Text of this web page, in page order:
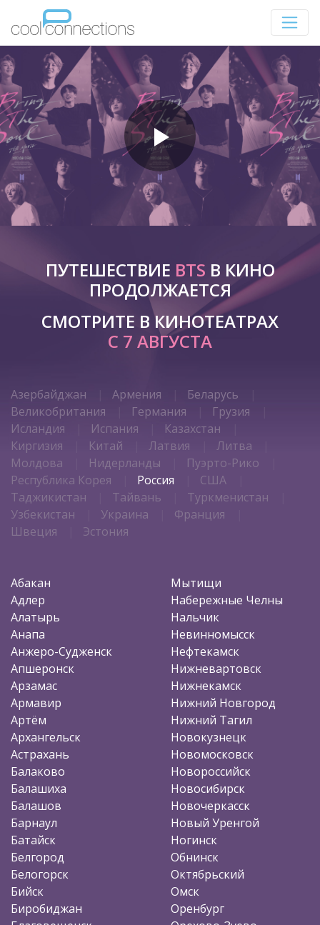
ПУТЕШЕСТВИЕ BTS В КИНО
ПРОДОЛЖАЕТСЯ
СМОТРИТЕ В КИНОТЕАТРАХ
С 7 АВГУСТА
Азербайджан Армения
Беларусь
Великобритания
Германия
Грузия
Исландия
Испания
Казахстан
Киргизия
Китай Латвия
Литва
Молдова
Нидерланды
Пуэрто-Рико
Республика Корея
Россия
США
Таджикистан
Тайвань
Туркменистан
Узбекистан
Украина
Франция
Швеция
Эстония
Абакан
Адлер
Алатырь
Анапа
Анжеро-Судженск
Апшеронск
Арзамас
Армавир
Артём
Архангельск
Астрахань
Балаково
Балашиха
Балашов
Барнаул
Батайск
Белгород
Белогорск
Бийск
Биробиджан
Мытищи
Набережные Челны
Нальчик
Невинномысск
Нефтекамск
Нижневартовск
Нижнекамск
Нижний Новгород
Нижний Тагил
Новокузнецк
Новомосковск
Новороссийск
Новосибирск
Новочеркасск
Новый Уренгой
Ногинск
Обнинск
Октябрьский
Омск
Оренбург